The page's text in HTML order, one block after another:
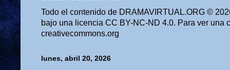
Todo el contenido de DRAMAVIRTUAL.ORG ©
bajo una licencia CC BY-NC-ND 4.0. Para ver una
creativecommons.org
lunes, abril 20, 2026